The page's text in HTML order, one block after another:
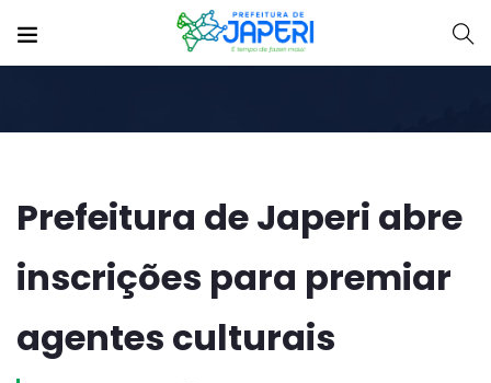
Prefeitura de Japeri abre
inscrições para premiar
agentes culturais